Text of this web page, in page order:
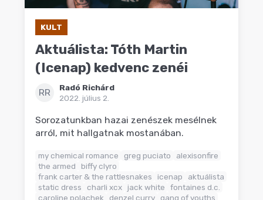
KULT
Aktuálista: Tóth Martin
(Icenap) kedvenc zenéi
RR
Radó Richárd
2022. július 2.
Sorozatunkban hazai zenészek mesélnek
arról, mit hallgatnak mostanában.
my chemical romance greg puciato
alexisonfire
the armed
biffy clyro
frank carter & the rattlesnakes
icenap
aktuálista
static dress
charli xcx jack white
fontaines d.c.
caroline polachek
denzel curry
gang of youths